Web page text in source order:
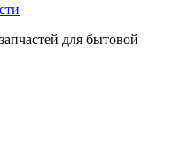
для бытовой